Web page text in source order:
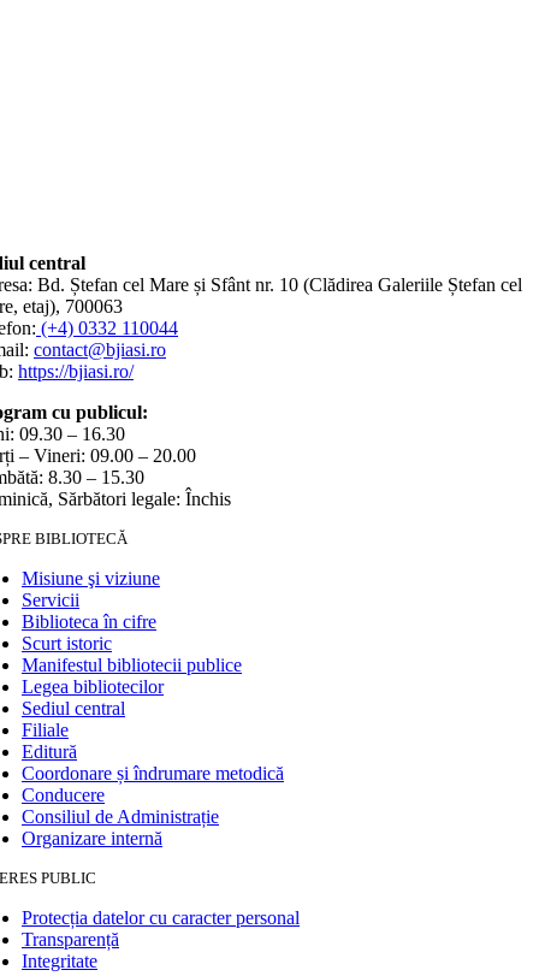
central
Bd. Ștefan cel Mare și Sfânt nr. 10 (Clădirea Galeriile Ștefan cel
etaj), 700063
(+4) 0332 110044
contact@bjiasi.ro
https://bjiasi.ro/
cu publicul:
09.30 – 16.30
– Vineri: 09.00 – 20.00
8.30 – 15.30
Sărbători legale: Închis
BIBLIOTECĂ
Misiune şi viziune
Servicii
Biblioteca în cifre
Scurt istoric
Manifestul bibliotecii publice
Legea bibliotecilor
Sediul central
Filiale
Editură
Coordonare și îndrumare metodică
Conducere
Consiliul de Administrație
Organizare internă
PUBLIC
Protecția datelor cu caracter personal
Transparență
Integritate